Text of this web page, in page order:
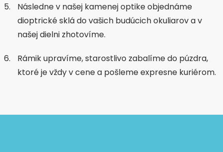
Následne v našej kamenej optike objednáme
dioptrické sklá do vašich budúcich okuliarov a v
našej dielni zhotovíme.
Rámik upravíme, starostlivo zabalíme do púzdra,
ktoré je vždy v cene a pošleme expresne kuriérom.